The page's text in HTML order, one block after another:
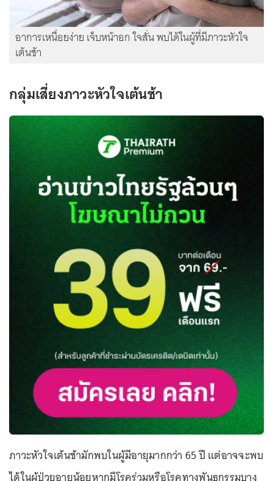
อาการเหนื่อยง่าย เจ็บหน้าอก ใจสั่น พบได้ในผู้ที่มีภาวะหัวใจ
เต้นช้า
กลุ่มเสี่ยงภาวะหัวใจเต้นช้า
ภาวะหัวใจเต้นช้ามักพบในผู้มีอายุมากกว่า 65 ปี แต่อาจจะพบ